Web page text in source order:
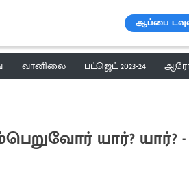
ஆப்பை
வானிலை பட்ஜெட் 2023-24
யார்? யார்?